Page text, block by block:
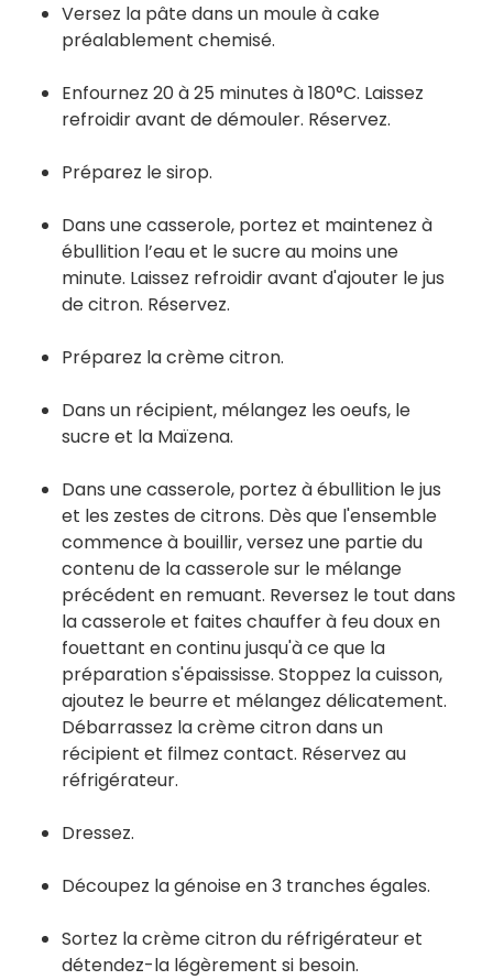
Versez la pâte dans un moule à cake
préalablement chemisé.
Enfournez 20 à 25 minutes à 180°C. Laissez
refroidir avant de démouler. Réservez.
Préparez le sirop.
Dans une casserole, portez et maintenez à
ébullition l’eau et le sucre au moins une
minute. Laissez refroidir avant d'ajouter le jus
de citron. Réservez.
Préparez la crème citron.
Dans un récipient, mélangez les oeufs, le
sucre et la Maïzena.
Dans une casserole, portez à ébullition le jus
et les zestes de citrons. Dès que l'ensemble
commence à bouillir, versez une partie du
contenu de la casserole sur le mélange
précédent en remuant. Reversez le tout dans
la casserole et faites chauffer à feu doux en
fouettant en continu jusqu'à ce que la
préparation s'épaississe. Stoppez la cuisson,
ajoutez le beurre et mélangez délicatement.
Débarrassez la crème citron dans un
récipient et filmez contact. Réservez au
réfrigérateur.
Dressez.
Découpez la génoise en 3 tranches égales.
Sortez la crème citron du réfrigérateur et
détendez-la légèrement si besoin.